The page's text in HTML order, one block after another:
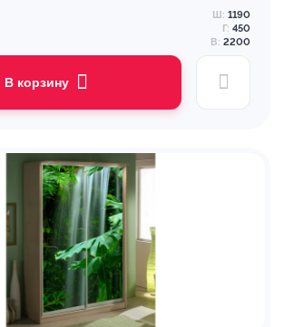
Ш: 1190
Г: 450
В: 2200
В корзину